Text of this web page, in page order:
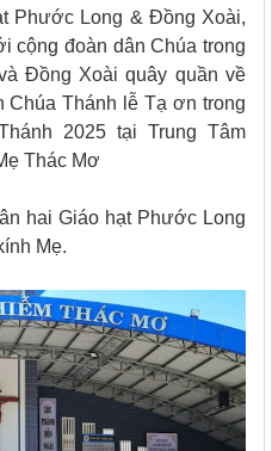
Phước Long & Đồng Xoài,
cộng đoàn dân Chúa trong
Đồng Xoài quây quần về
Chúa Thánh lễ Tạ ơn trong
2025 tại Trung Tâm
Thác Mơ
hai Giáo hạt Phước Long
Mẹ.